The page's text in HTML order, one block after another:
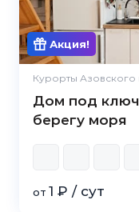
Акция!
Курорты
Дом под
берегу моря
от 1 ₽ / сут